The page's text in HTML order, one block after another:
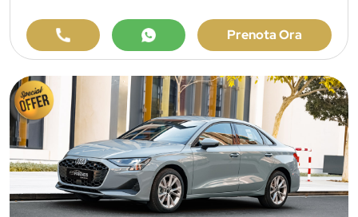
Prenota Ora